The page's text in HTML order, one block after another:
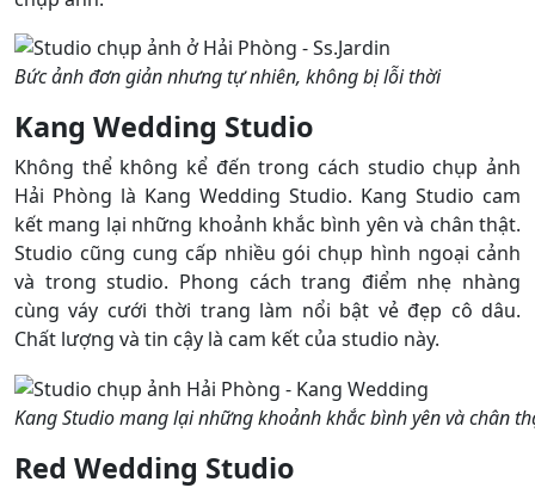
Bức ảnh đơn giản nhưng tự nhiên, không bị lỗi thời
Kang Wedding Studio
Không thể không kể đến trong cách studio chụp ảnh
Hải Phòng là Kang Wedding Studio. Kang Studio cam
kết mang lại những khoảnh khắc bình yên và chân thật.
Studio cũng cung cấp nhiều gói chụp hình ngoại cảnh
và trong studio. Phong cách trang điểm nhẹ nhàng
cùng váy cưới thời trang làm nổi bật vẻ đẹp cô dâu.
Chất lượng và tin cậy là cam kết của studio này.
Kang Studio mang lại những khoảnh khắc bình yên và chân
Red Wedding Studio